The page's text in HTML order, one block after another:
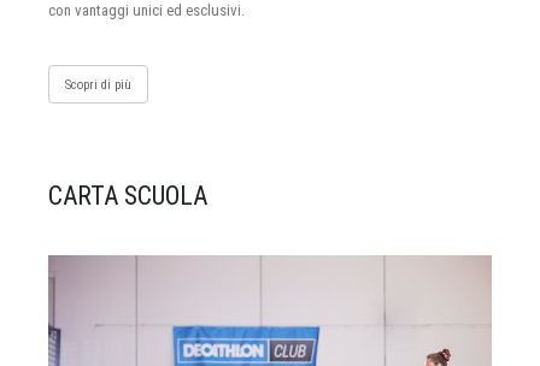
con vantaggi unici ed esclusivi.
Scopri di più
CARTA SCUOLA